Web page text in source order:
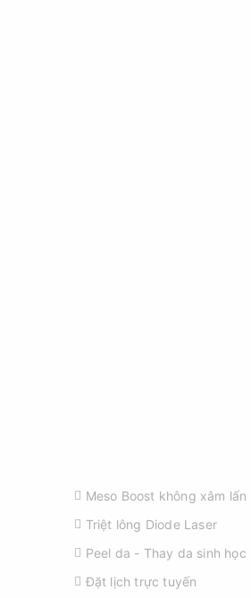
Meso Boost không xâm lấn
Triệt lông Diode Laser
Peel da - Thay da sinh học
Đặt lịch trực tuyến